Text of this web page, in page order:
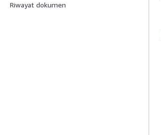
Riwayat dokumen